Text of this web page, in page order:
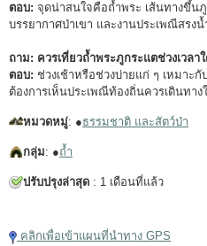
ตอบ: จุดน่าสนใจคือถ้ำพระ เส้นทางขึ้น
บรรยากาศป่าเขา และงานประเพณีสรง
ถาม: ควรเที่ยวถ้ำพระภูกระแตช่วงเวลา
ตอบ: ช่วงเช้าหรือช่วงบ่ายแก่ ๆ เหมาะ
ต้องการเห็นประเพณีท้องถิ่นควรเดินทา
หมวดหมู่: ●ธรรมชาติ และสัตว์ป่า
กลุ่ม: ●ถ้ำ
ปรับปรุงล่าสุด : 1 เดือนที่แล้ว
คลิกเพื่อเข้าแผนที่นำทาง GPS